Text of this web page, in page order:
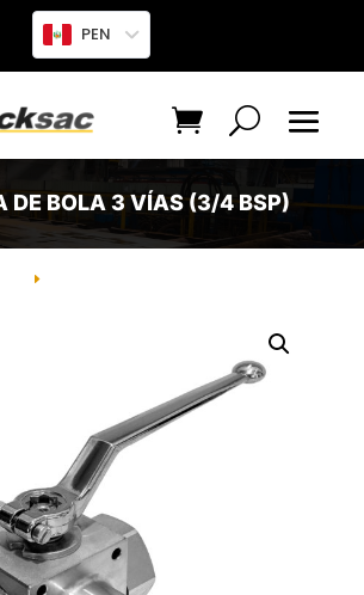
PEN
DE BOLA 3 VÍAS (3/4 BSP)
E